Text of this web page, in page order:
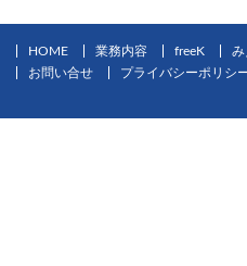
HOME 業務内容 freeK み
お問い合せ
プライバシーポリシ